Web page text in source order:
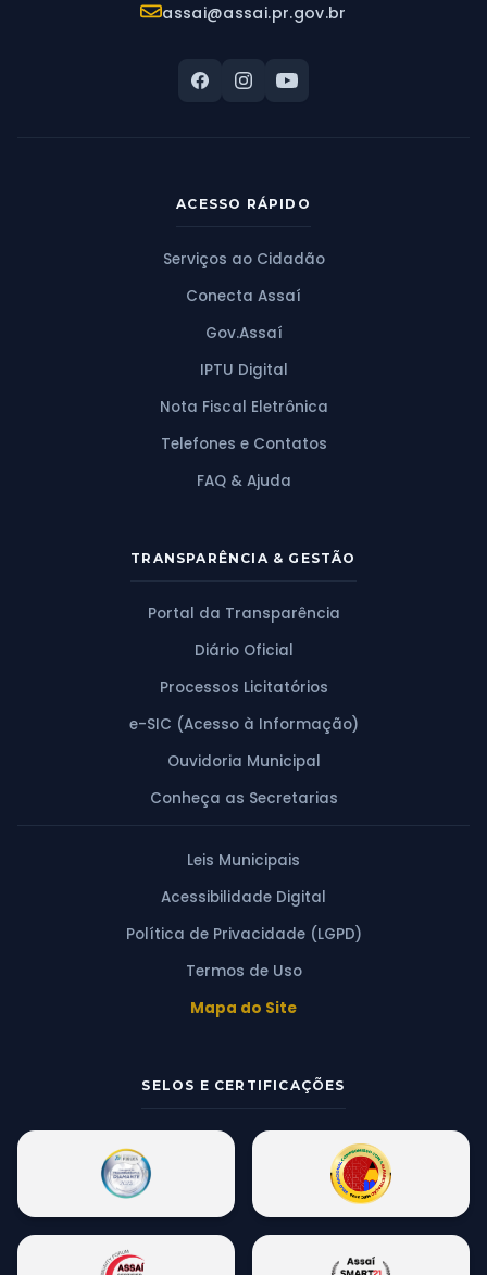
E-mail:
assai@assai.pr.gov.br
ACESSO RÁPIDO
Serviços ao Cidadão
Conecta Assaí
Gov.Assaí
IPTU Digital
Nota Fiscal Eletrônica
Telefones e Contatos
FAQ & Ajuda
TRANSPARÊNCIA & GESTÃO
Portal da Transparência
Diário Oficial
Processos Licitatórios
e-SIC (Acesso à Informação)
Ouvidoria Municipal
Conheça as Secretarias
Leis Municipais
Acessibilidade Digital
Política de Privacidade (LGPD)
Termos de Uso
Mapa do Site
SELOS E CERTIFICAÇÕES